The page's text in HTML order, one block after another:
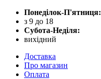
Понеділок-П'ятниця:
з 9 до 18
Субота-Неділя:
вихідний
Доставка
Про магазин
Оплата